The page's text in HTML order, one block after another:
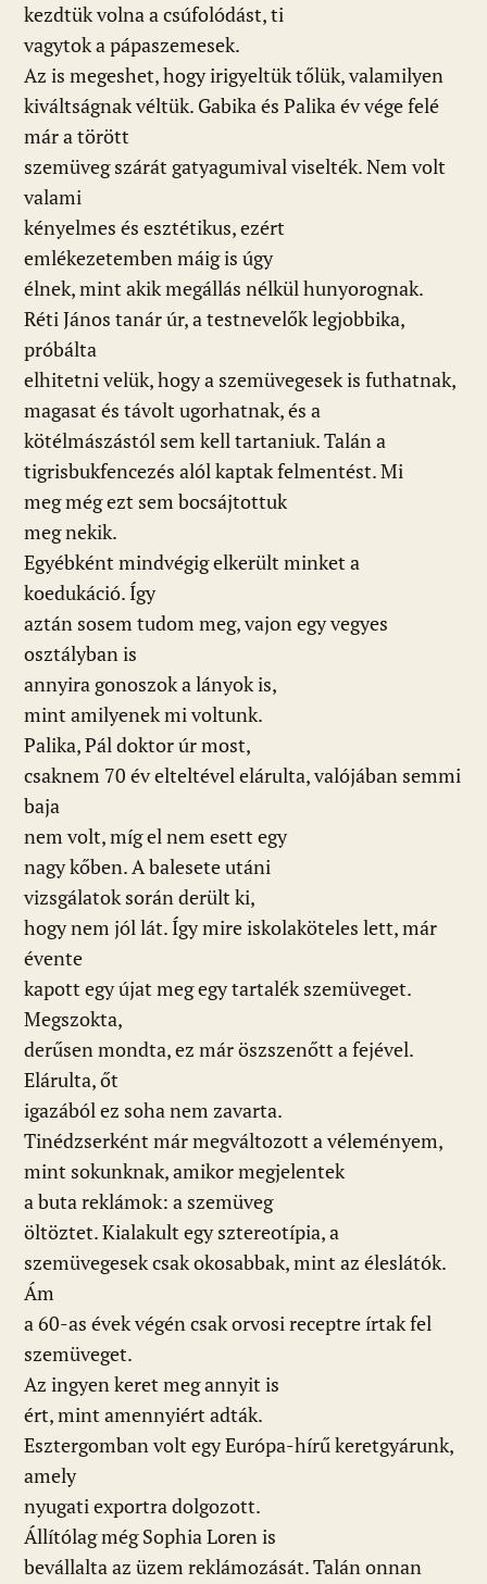
kezdtük volna a csúfolódást, ti
vagytok a pápaszemesek.
Az is megeshet, hogy irigyeltük tőlük, valamilyen
kiváltságnak véltük. Gabika és Palika év vége felé
már a törött
szemüveg szárát gatyagumival viselték. Nem volt
valami
kényelmes és esztétikus, ezért
emlékezetemben máig is úgy
élnek, mint akik megállás nélkül hunyorognak.
Réti János tanár úr, a testnevelők legjobbika,
próbálta
elhitetni velük, hogy a szemüvegesek is futhatnak,
magasat és távolt ugorhatnak, és a
kötélmászástól sem kell tartaniuk. Talán a
tigrisbukfencezés alól kaptak felmentést. Mi
meg még ezt sem bocsájtottuk
meg nekik.
Egyébként mindvégig elkerült minket a
koedukáció. Így
aztán sosem tudom meg, vajon egy vegyes
osztályban is
annyira gonoszok a lányok is,
mint amilyenek mi voltunk.
Palika, Pál doktor úr most,
csaknem 70 év elteltével elárulta, valójában semmi
baja
nem volt, míg el nem esett egy
nagy kőben. A balesete utáni
vizsgálatok során derült ki,
hogy nem jól lát. Így mire iskolaköteles lett, már
évente
kapott egy újat meg egy tartalék szemüveget.
Megszokta,
derűsen mondta, ez már öszszenőtt a fejével.
Elárulta, őt
igazából ez soha nem zavarta.
Tinédzserként már megváltozott a véleményem,
mint sokunknak, amikor megjelentek
a buta reklámok: a szemüveg
öltöztet. Kialakult egy sztereotípia, a
szemüvegesek csak okosabbak, mint az éleslátók.
Ám
a 60-as évek végén csak orvosi receptre írtak fel
szemüveget.
Az ingyen keret meg annyit is
ért, mint amennyiért adták.
Esztergomban volt egy Európa-hírű keretgyárunk,
amely
nyugati exportra dolgozott.
Állítólag még Sophia Loren is
bevállalta az üzem reklámozását. Talán onnan